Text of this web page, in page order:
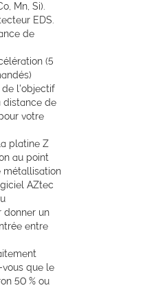
Mn, Si).
EDS.
de
(5
de l'objectif
distance de
votre
platine Z
au point
métallisation
AZtec
donner un
entre
que le
50 % ou